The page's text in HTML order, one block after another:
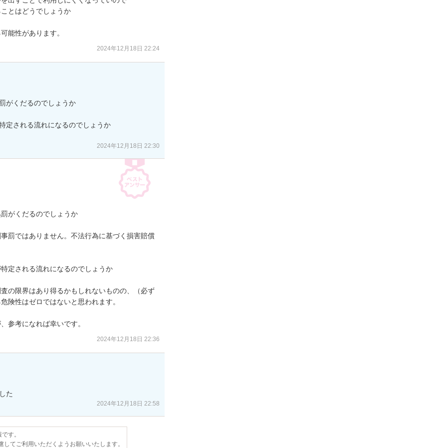
とはどうでしょうか
能性があります。
2024年12月18日 22:24
がくだるのでしょうか
定される流れになるのでしょうか
2024年12月18日 22:30
がくだるのでしょうか
罰ではありません。不法行為に基づく損害賠償
定される流れになるのでしょうか
の限界はあり得るかもしれないものの、（必ず
険性はゼロではないと思われます。
参考になれば幸いです。
2024年12月18日 22:36
た
2024年12月18日 22:58
す。
てご利用いただくようお願いいたします。